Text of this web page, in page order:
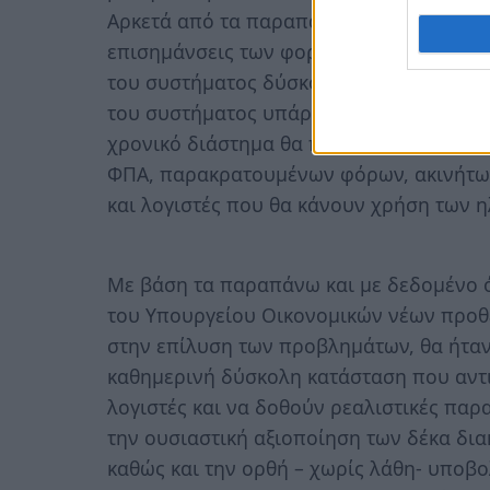
Αρκετά από τα παραπάνω προβλήματα
επισημάνσεις των φορολογουμένων και
του συστήματος δύσκολα θα βρουν
του συστήματος υπάρχει φόβος ότι τα
χρονικό διάστημα θα πρέπει να
ΦΠΑ, παρακρατουμένων φόρων,
και λογιστές που θα κάνουν χρήση των
Με βάση τα παραπάνω και με δεδομένο
του Υπουργείου Οικονομικών νέων
στην επίλυση των προβλημάτων, θα
καθημερινή δύσκολη κατάσταση που
λογιστές και να δοθούν ρεαλιστικές
την ουσιαστική αξιοποίηση των δέκα
καθώς και την ορθή – χωρίς λάθη-